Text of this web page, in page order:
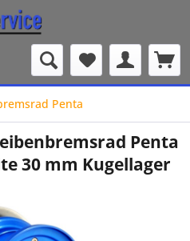
Penta
Penta
30 mm Kugellager